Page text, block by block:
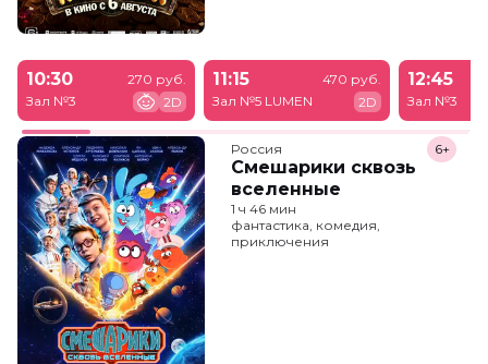
10:30
Зал №3
270 руб.
2D
11:15
Зал №5 LUMEN
470 руб.
2D
12:45
Зал №3
Россия
Смешарики сквозь
вселенные
6+
1 ч 46 мин
фантастика, комедия,
приключения